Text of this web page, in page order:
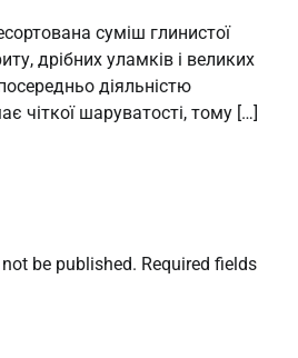
суміш глинистої
дрібних уламків і великих
діяльністю
чіткої шаруватості, тому […]
be published. Required fields